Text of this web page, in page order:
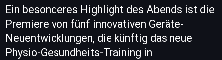
Ein besonderes Highlight des Abends ist die
Premiere von fünf innovativen Geräte-
Neuentwicklungen, die künftig das neue
Physio-Gesundheits-Training in